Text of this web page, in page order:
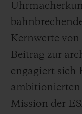
Kernwerte
Beitrag zur
engagiert sich
ambitionierten
Mission der